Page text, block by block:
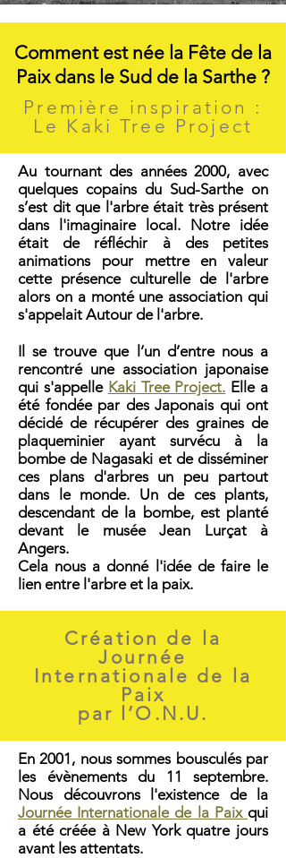
Comment est née la Fête de la
Paix dans le Sud de la Sarthe ?
Première inspiration :
Le Kaki Tree Project
Au tournant des années 2000, avec
quelques copains du Sud-Sarthe on
s’est dit que l'arbre était très présent
dans l'imaginaire local. Notre idée
était de réfléchir à des petites
animations pour mettre en valeur
cette présence culturelle de l'arbre
alors on a monté une association qui
s'appelait Autour de l'arbre.
Il se trouve que l’un d’entre nous a
rencontré une association japonaise
qui s'appelle Kaki Tree Project. Elle a
été fondée par des Japonais qui ont
décidé de récupérer des graines de
plaqueminier ayant survécu à la
bombe de Nagasaki et de disséminer
ces plans d'arbres un peu partout
dans le monde. Un de ces plants,
descendant de la bombe, est planté
devant le musée Jean Lurçat à
Angers.
Cela nous a donné l'idée de faire le
lien entre l'arbre et la paix.
Création de la
Journée
Internationale de la
Paix
par l’O.N.U.
En 2001, nous sommes bousculés par
les évènements du 11 septembre.
Nous découvrons l'existence de la
Journée Internationale de la Paix qui
a été créée à New York quatre jours
avant les attentats.